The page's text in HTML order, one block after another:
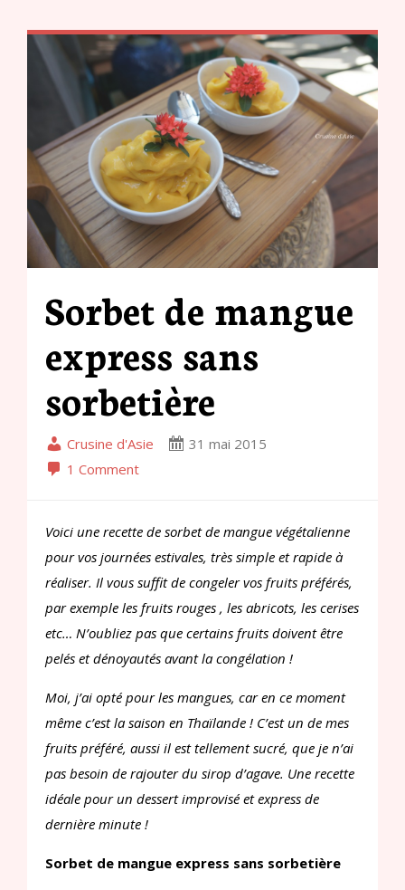
Sorbet de mangue
express sans
sorbetière
Crusine d'Asie
31 mai 2015
1 Comment
Voici une recette de sorbet de mangue végétalienne
pour vos journées estivales, très simple et rapide à
réaliser. Il vous suffit de congeler vos fruits préférés,
par exemple les fruits rouges , les abricots, les cerises
etc… N’oubliez pas que certains fruits doivent être
pelés et dénoyautés avant la congélation !
Moi, j’ai opté pour les mangues, car en ce moment
même c’est la saison en Thaïlande ! C’est un de mes
fruits préféré, aussi il est tellement sucré, que je n’ai
pas besoin de rajouter du sirop d’agave. Une recette
idéale pour un dessert improvisé et express de
dernière minute !
Sorbet de mangue express sans sorbetière